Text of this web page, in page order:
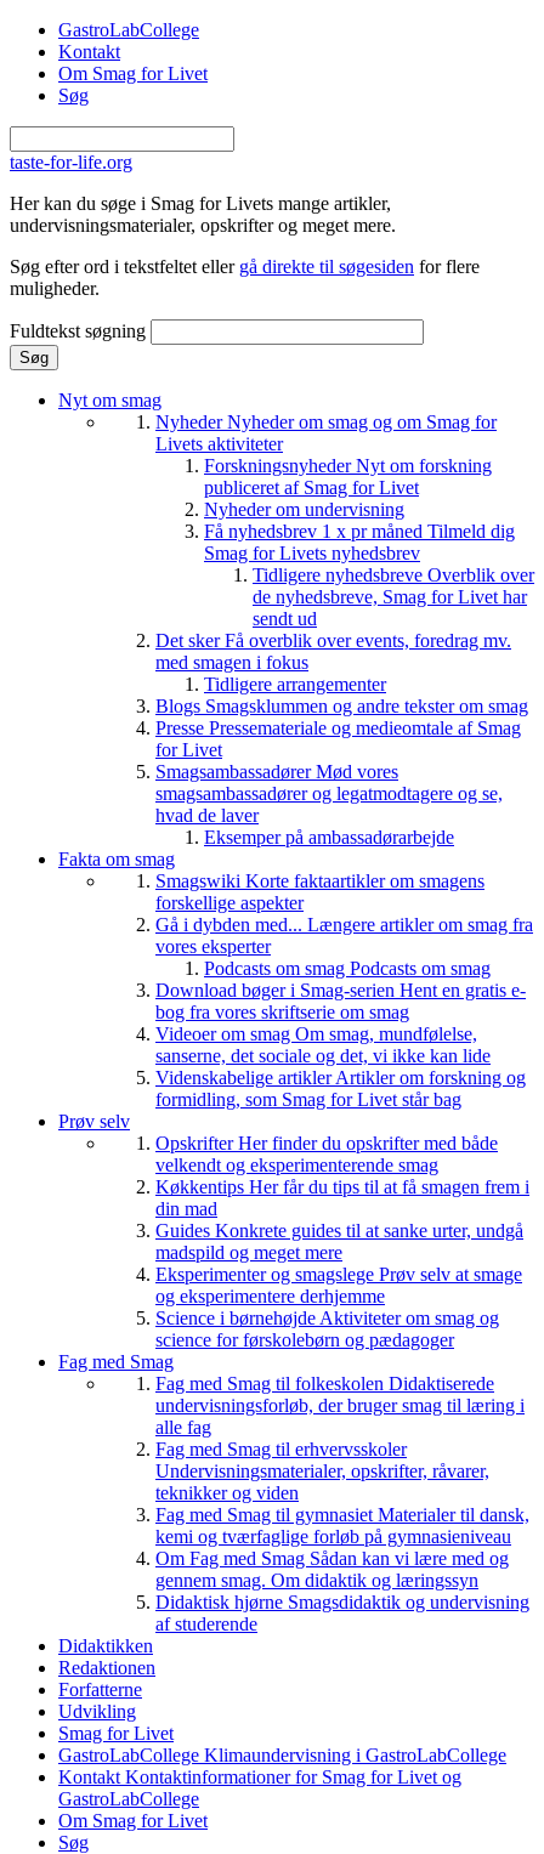
Gå til hovedindhold
GastroLabCollege
Kontakt
Om Smag for Livet
Søg
taste-for-life.org
Her kan du søge i Smag for Livets mange artikler,
undervisningsmaterialer, opskrifter og meget mere.
Søg efter ord i tekstfeltet eller gå direkte til søgesiden for flere
muligheder.
Fuldtekst søgning
Nyt om smag
NyhederNyheder om smag og om Smag for
Livets aktiviteter
ForskningsnyhederNyt om forskning
publiceret af Smag for Livet
Nyheder om undervisning
Få nyhedsbrev 1 x pr måned Tilmeld dig
Smag for Livets nyhedsbrev
Tidligere nyhedsbreve Overblik over
de nyhedsbreve, Smag for Livet har
sendt ud
Det skerFå overblik over events, foredrag mv.
med smagen i fokus
Tidligere arrangementer
Blogs Smagsklummen og andre tekster om smag
Presse Pressemateriale og medieomtale af Smag
for Livet
SmagsambassadørerMød vores
smagsambassadører og legatmodtagere og se,
hvad de laver
Eksemper på ambassadørarbejde
Fakta om smag
Smagswiki Korte faktaartikler om smagens
forskellige aspekter
Gå i dybden med... Længere artikler om smag fra
vores eksperter
Podcasts om smag Podcasts om smag
Download bøger i Smag-serien Hent en gratis e-
bog fra vores skriftserie om smag
Videoer om smag Om smag, mundfølelse,
sanserne, det sociale og det, vi ikke kan lide
Videnskabelige artiklerArtikler om forskning og
formidling, som Smag for Livet står bag
Prøv selv
OpskrifterHer finder du opskrifter med både
velkendt og eksperimenterende smag
Køkkentips Her får du tips til at få smagen frem i
din mad
Guides Konkrete guides til at sanke urter, undgå
madspild og meget mere
Eksperimenter og smagslege Prøv selv at smage
og eksperimentere derhjemme
Science i børnehøjde Aktiviteter om smag og
science for førskolebørn og pædagoger
Fag med Smag
Fag med Smag til folkeskolen Didaktiserede
undervisningsforløb, der bruger smag til læring i
alle fag
Fag med Smag til erhvervsskoler
Undervisningsmaterialer, opskrifter, råvarer,
teknikker og viden
Fag med Smag til gymnasiet Materialer til dansk,
kemi og tværfaglige forløb på gymnasieniveau
Om Fag med Smag Sådan kan vi lære med og
gennem smag. Om didaktik og læringssyn
Didaktisk hjørne Smagsdidaktik og undervisning
af studerende
Didaktikken
Redaktionen
Forfatterne
Udvikling
Smag for Livet
GastroLabCollege Klimaundervisning i GastroLabCollege
Kontakt Kontaktinformationer for Smag for Livet og
GastroLabCollege
Om Smag for Livet
Søg